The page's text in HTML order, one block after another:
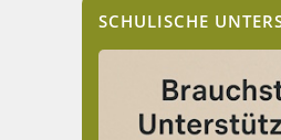
SCHULISCHE